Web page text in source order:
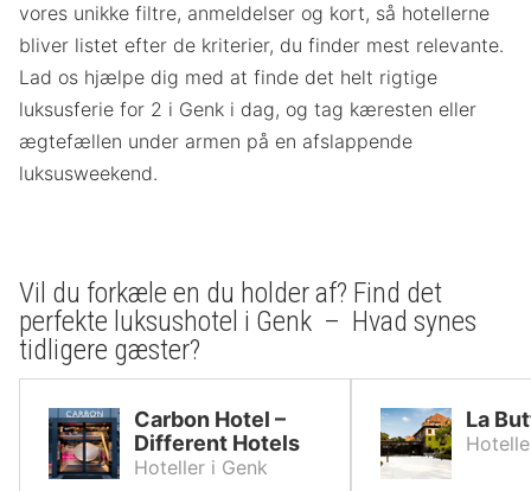
vores unikke filtre, anmeldelser og kort, så hotellerne
bliver listet efter de kriterier, du finder mest relevante.
Lad os hjælpe dig med at finde det helt rigtige
luksusferie for 2 i Genk i dag, og tag kæresten eller
ægtefællen under armen på en afslappende
luksusweekend.
Vil du forkæle en du holder af? Find det
perfekte luksushotel i Genk – Hvad synes
tidligere gæster?
Carbon Hotel –
Different Hotels
Hoteller i Genk
La